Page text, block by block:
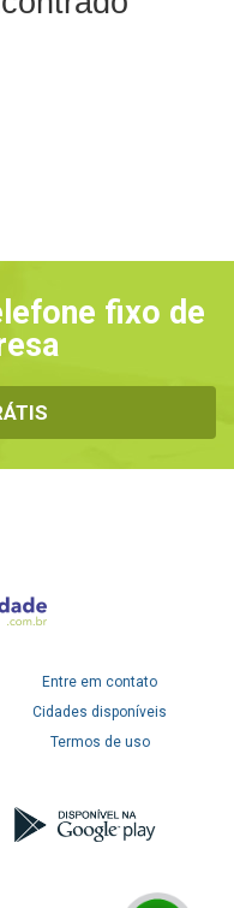
fixo de
Entre em contato
Cidades disponíveis
Termos de uso